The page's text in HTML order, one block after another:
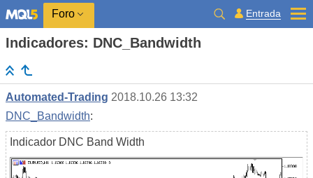
Foro Entrada
Indicadores: DNC_Bandwidth
Automated-Trading 2018.10.26 13:32
DNC_Bandwidth:
Indicador DNC Band Width